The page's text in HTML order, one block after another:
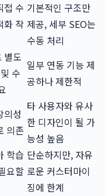
접 수
화 작
기본적인 구조만
제공, 세부 SEO는
수동 처리
별도
수
일부 연동 기능 제
공하나 제한적
의성
의존
타 사용자와 유사
한 디자인이 될 가
능성 높음
학습
요할
단순하지만, 자유
로운 커스터마이
징에 한계